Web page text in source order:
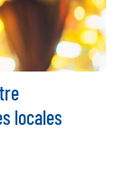
locales